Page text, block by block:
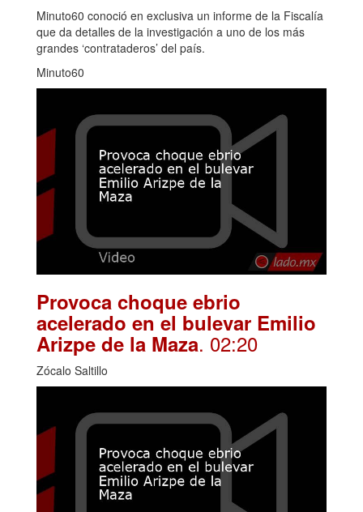
Minuto60 conoció en exclusiva un informe de la Fiscalía
que da detalles de la investigación a uno de los más
grandes ‘contrataderos’ del país.
Minuto60
Provoca choque ebrio
acelerado en el bulevar Emilio
Arizpe de la Maza. 02:20
Zócalo Saltillo